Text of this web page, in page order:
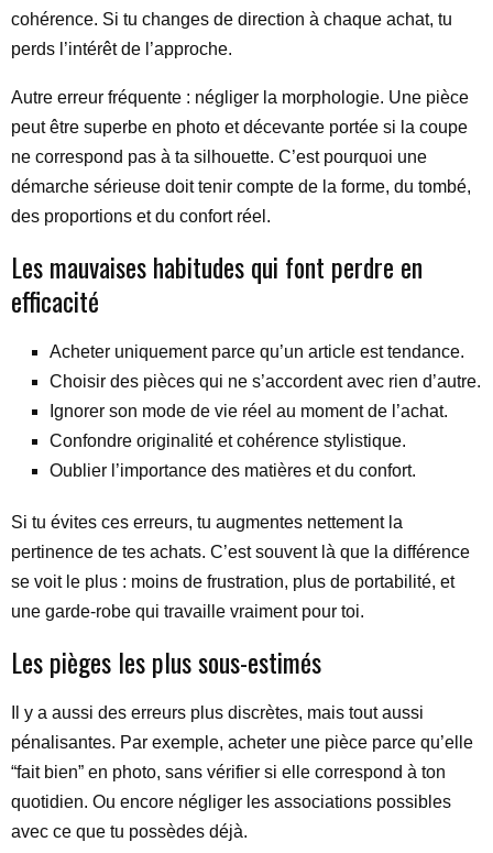
cohérence. Si tu changes de direction à chaque achat, tu
perds l’intérêt de l’approche.
Autre erreur fréquente : négliger la morphologie. Une pièce
peut être superbe en photo et décevante portée si la coupe
ne correspond pas à ta silhouette. C’est pourquoi une
démarche sérieuse doit tenir compte de la forme, du tombé,
des proportions et du confort réel.
Les mauvaises habitudes qui font perdre en
efficacité
Acheter uniquement parce qu’un article est tendance.
Choisir des pièces qui ne s’accordent avec rien d’autre.
Ignorer son mode de vie réel au moment de l’achat.
Confondre originalité et cohérence stylistique.
Oublier l’importance des matières et du confort.
Si tu évites ces erreurs, tu augmentes nettement la
pertinence de tes achats. C’est souvent là que la différence
se voit le plus : moins de frustration, plus de portabilité, et
une garde-robe qui travaille vraiment pour toi.
Les pièges les plus sous-estimés
Il y a aussi des erreurs plus discrètes, mais tout aussi
pénalisantes. Par exemple, acheter une pièce parce qu’elle
“fait bien” en photo, sans vérifier si elle correspond à ton
quotidien. Ou encore négliger les associations possibles
avec ce que tu possèdes déjà.